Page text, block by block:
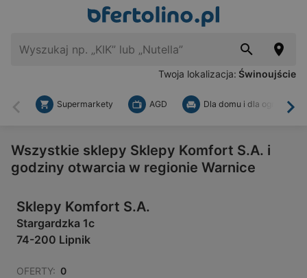
Twoja lokalizacja: Świnoujście
Wstecz
Supermarkety AGD Dla domu i dla ogrodu
Wszystkie sklepy Sklepy Komfort S.A. i
godziny otwarcia w regionie Warnice
Sklepy Komfort S.A.
Stargardzka 1c
74-200 Lipnik
OFERTY: 0